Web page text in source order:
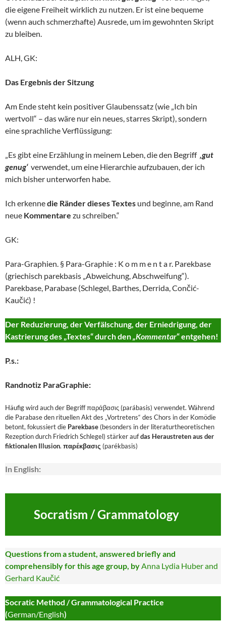
die eigene Freiheit wirklich zu nutzen. Er ist eine bequeme
(wenn auch schmerzhafte) Ausrede, um im gewohnten Skript
zu bleiben.
ALH, GK:
Das Ergebnis der Sitzung
Am Ende steht kein positiver Glaubenssatz (wie „Ich bin
wertvoll“ – das wäre nur ein neues, starres Skript), sondern
eine sprachliche Verflüssigung:
„Es gibt eine Erzählung in meinem Leben, die den Begriff ‚gut
genug‘verwendet, um eine Hierarchie aufzubauen, der ich
mich bisher unterworfen habe.
Ich erkennedie Ränder diesesTextes und beginne, am Rand
neue Kommentare zu schreiben.“
GK:
Para-Graphien. § Para-Graphie : K o m m e n t a r. Parekbase
(griechisch parekbasis „Abweichung, Abschweifung“).
Parekbase, Parabase (Schlegel, Barthes, Derrida, Cončić-
Kaučić) !
Der Reduzierung, der Verfälschung, der Erniedrigung, der
Kastrierung des „Textes“ durch den„Kommentar“ entgehen!
P.s.:
Randnotiz ParaGraphie:
Häufig wird auch der Begriff παράβασις (parábasis) verwendet. Während
die Parabase den rituellen Akt des „Vortretens“ des Chors in der Komödie
betont, fokussiert die Parekbase (besonders in der literaturtheoretischen
Rezeption durch Friedrich Schlegel) stärker aufdas Heraustreten aus der
fiktionalen Illusion. παρέκβασις (parékbasis)
In English:
Socratism / Grammatology
Questions from a student, answered briefly and
comprehensibly for this age group, byAnna Lydia Huber and
Gerhard Kaučić
Socratic Method / Grammatological Practice
(German/English)